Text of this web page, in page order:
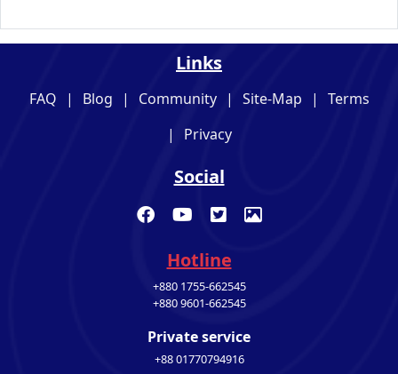
Links
FAQ | Blog | Community | Site-Map |
Terms
|
Privacy
Social
Hotline
+880 1755-662545
+880 9601-662545
Private service
+88 01770794916